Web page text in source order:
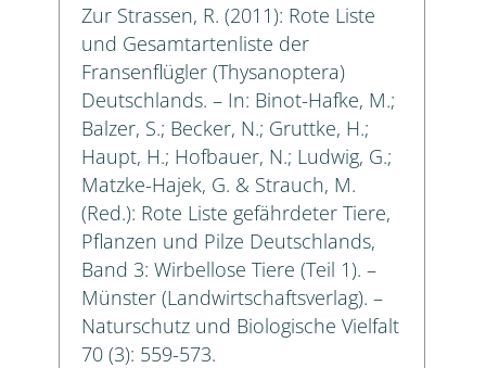
Zur Strassen, R. (2011): Rote Liste
und Gesamtartenliste der
Fransenflügler (Thysanoptera)
Deutschlands. – In: Binot-Hafke, M.;
Balzer, S.; Becker, N.; Gruttke, H.;
Haupt, H.; Hofbauer, N.; Ludwig, G.;
Matzke-Hajek, G. & Strauch, M.
(Red.): Rote Liste gefährdeter Tiere,
Pflanzen und Pilze Deutschlands,
Band 3: Wirbellose Tiere (Teil 1). –
Münster (Landwirtschaftsverlag). –
Naturschutz und Biologische Vielfalt
70 (3): 559-573.